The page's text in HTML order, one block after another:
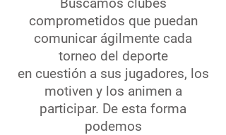
comprometidos que puedan
comunicar ágilmente cada
torneo del deporte
en cuestión a sus jugadores, los
motiven y los animen a
participar. De esta forma
podemos